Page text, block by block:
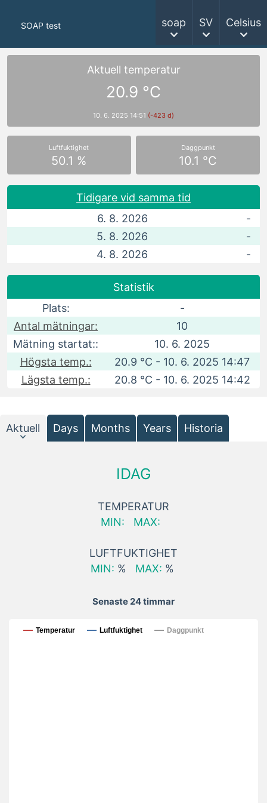
SOAP test soap SV Celsius
Aktuell temperatur
20.9 °C
10. 6. 2025 14:51 (-423 d)
Luftfuktighet
50.1 %
Daggpunkt
10.1 °C
Tidigare vid samma tid
6. 8. 2026
-
5. 8. 2026
-
4. 8. 2026
-
Statistik
Plats:
-
Antal mätningar:
10
Mätning startat::
10. 6. 2025
Högsta temp.:
20.9 °C - 10. 6. 2025 14:47
Lägsta temp.:
20.8 °C - 10. 6. 2025 14:42
Aktuell Days Months Years Historia
IDAG
TEMPERATUR
MIN:
MAX:
LUFTFUKTIGHET
MIN: % MAX: %
Senaste 24 timmar
Senaste 24 timmar
Temperatur Luftfuktighet Daggpunkt